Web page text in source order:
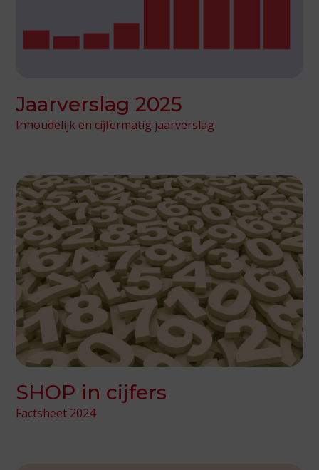
Jaarverslag 2025
Inhoudelijk en cijfermatig jaarverslag
SHOP in cijfers
Factsheet 2024